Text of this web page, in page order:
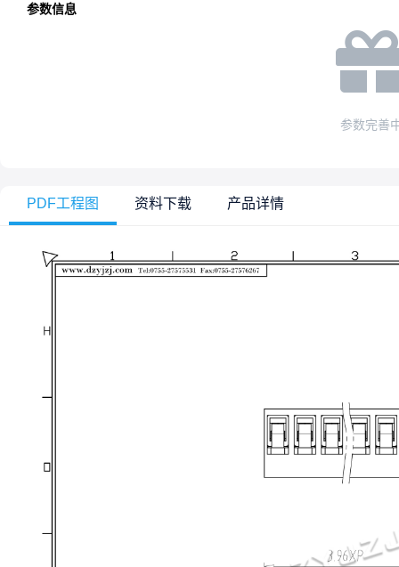
参数信息
参数完善
PDF工程图 资料下载 产品详情